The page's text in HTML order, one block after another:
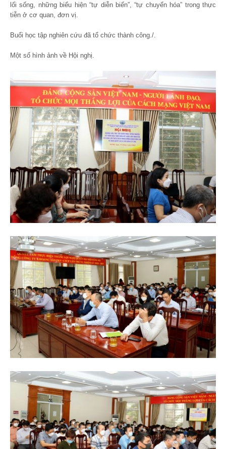
lối sống, những biểu hiện “tự diễn biến”, “tự chuyển hóa” trong thực
tiễn ở cơ quan, đơn vị.
Buổi học tập nghiên cứu đã tổ chức thành công./.
Một số hình ảnh về Hội nghị.